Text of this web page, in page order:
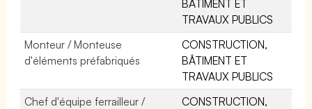
BÂTIMENT ET
TRAVAUX PUBLICS
Monteur / Monteuse
d'éléments préfabriqués
CONSTRUCTION,
BÂTIMENT ET
TRAVAUX PUBLICS
Chef d'équipe ferrailleur /
CONSTRUCTION,